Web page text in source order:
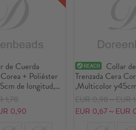
de Cuerda
+ Poliéster
de longitud,
1,78
0,90
Collar
Trenzada Cera
,Multicolor
20 Unidades
EUR 0,98～EUR
EUR 0,67～EUR